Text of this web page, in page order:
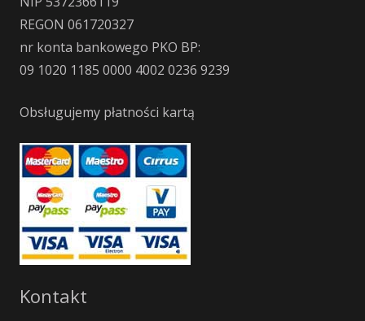
REGON 061720327
nr konta bankowego PKO BP:
09 1020 1185 0000 4002 0236 9239
Obsługujemy płatności kartą
Kontakt